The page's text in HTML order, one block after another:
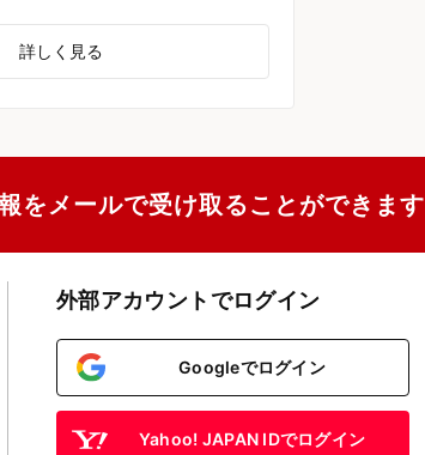
詳しく見る
をメールで受け取ることができます
外部アカウントでログイン
Googleでログイン
Yahoo! JAPAN IDでログイン